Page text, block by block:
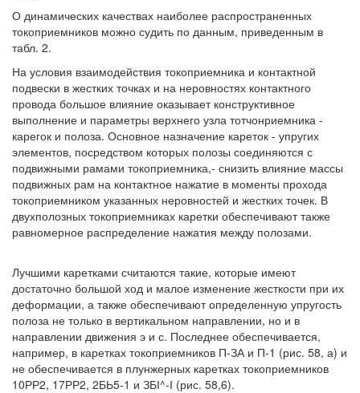
О динамических качествах наиболее распространенных
токоприемников можно судить по данным, приведенным в
табл. 2.
На условия взаимодействия токоприемника и контактной
подвески в жестких точках и на неровностях контактного
провода большое влияние оказывает конструктивное
выполнение и параметры верхнего узла тотчонриемника -
карегок и полоза. Основное назначение кареток - упругих
элементов, посредством которых полозы соединяются с
подвижными рамами токоприемника,- снизить влияние массы
подвижных рам на контактное нажатие в моменты прохода
токоприемником указанных неровностей и жестких точек. В
двухполозных токоприемниках каретки обеспечивают также
равномерное распределение нажатия между полозами.
Лучшими каретками считаются такие, которые имеют
достаточно большой ход и малое изменение жесткости при их
деформации, а также обеспечивают определенную упругость
полоза не только в вертикальном направлении, но и в
направлении движения э и с. Последнее обеспечивается,
например, в каретках токоприемников П-ЗА и П-1 (рис. 58, а) и
не обеспечивается в плунжерных каретках токоприемников
10РР2, 17РР2, 2БЬ5-1 и ЗБІ^-І (рис. 58,6).